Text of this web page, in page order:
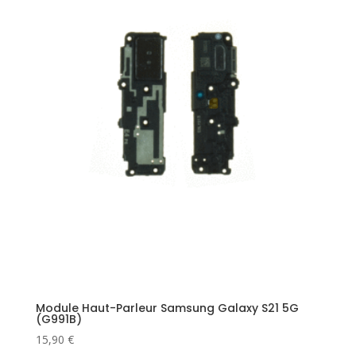
Module Haut-Parleur Samsung Galaxy S21 5G
(G991B)
15,90 €